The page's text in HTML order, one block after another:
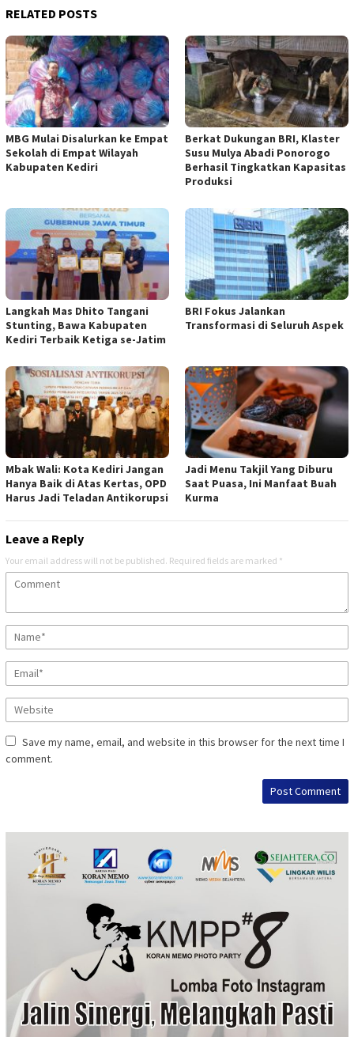
RELATED POSTS
MBG Mulai Disalurkan ke Empat
Sekolah di Empat Wilayah
Kabupaten Kediri
Berkat Dukungan BRI, Klaster
Susu Mulya Abadi Ponorogo
Berhasil Tingkatkan Kapasitas
Produksi
Langkah Mas Dhito Tangani
Stunting, Bawa Kabupaten
Kediri Terbaik Ketiga se-Jatim
BRI Fokus Jalankan
Transformasi di Seluruh Aspek
Mbak Wali: Kota Kediri Jangan
Hanya Baik di Atas Kertas, OPD
Harus Jadi Teladan Antikorupsi
Jadi Menu Takjil Yang Diburu
Saat Puasa, Ini Manfaat Buah
Kurma
Leave a Reply
Your email address will not be published. Required fields are marked *
Save my name, email, and website in this browser for the next time I
comment.